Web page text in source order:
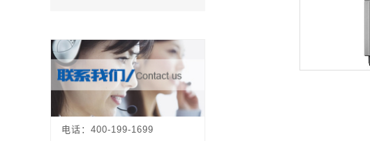
电话：400-199-1699